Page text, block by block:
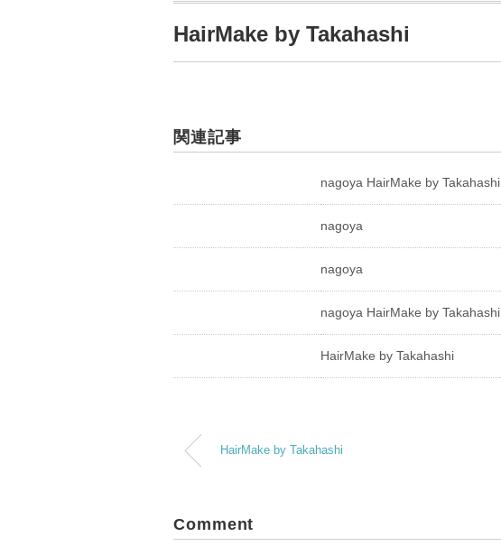
HairMake by Takahashi
関連記事
nagoya HairMake by Takahashi
nagoya
nagoya
nagoya HairMake by Takahashi
HairMake by Takahashi
HairMake by Takahashi
Comment